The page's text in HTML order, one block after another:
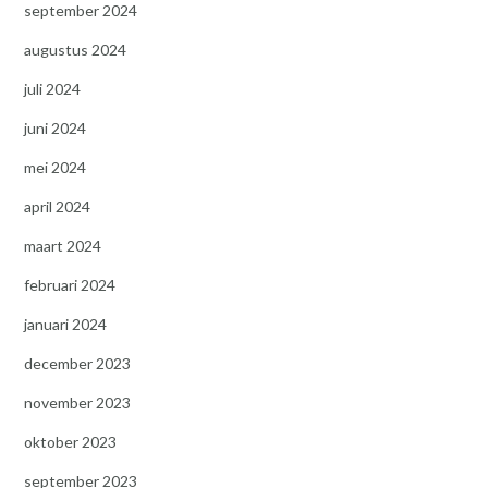
september 2024
augustus 2024
juli 2024
juni 2024
mei 2024
april 2024
maart 2024
februari 2024
januari 2024
december 2023
november 2023
oktober 2023
september 2023